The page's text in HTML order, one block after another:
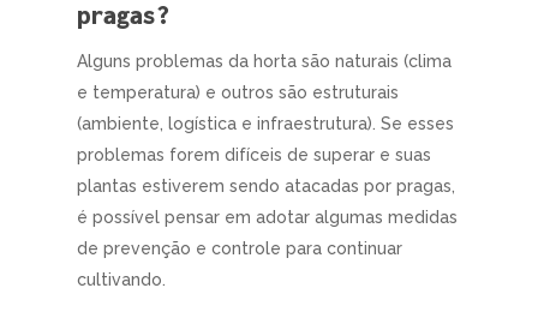
pragas?
Alguns problemas da horta são naturais (clima
e temperatura) e outros são estruturais
(ambiente, logística e infraestrutura). Se esses
problemas forem difíceis de superar e suas
plantas estiverem sendo atacadas por pragas,
é possível pensar em adotar algumas medidas
de prevenção e controle para continuar
cultivando.